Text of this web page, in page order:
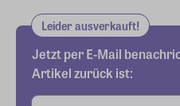
Leider ausverkauft!
Jetzt per E-Mail
Artikel zurück ist: